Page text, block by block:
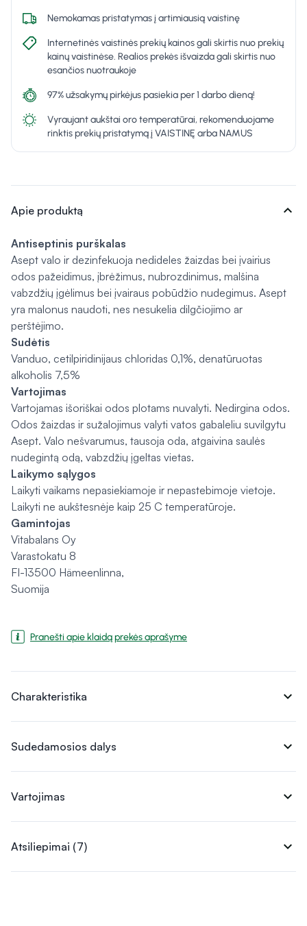
Nemokamas pristatymas į artimiausią vaistinę
Internetinės vaistinės prekių kainos gali skirtis nuo prekių
kainų vaistinėse. Realios prekės išvaizda gali skirtis nuo
esančios nuotraukoje
97% užsakymų pirkėjus pasiekia per 1 darbo dieną!
Vyraujant aukštai oro temperatūrai, rekomenduojame
rinktis prekių pristatymą į VAISTINĘ arba NAMUS
Apie produktą expand_more
Antiseptinis purškalas
Asept valo ir dezinfekuoja nedideles žaizdas bei įvairius
odos pažeidimus, įbrėžimus, nubrozdinimus, malšina
vabzdžių įgėlimus bei įvairaus pobūdžio nudegimus. Asept
yra malonus naudoti, nes nesukelia dilgčiojimo ar
perštėjimo.
Sudėtis
Vanduo, cetilpiridinijaus chloridas 0,1%, denatūruotas
alkoholis 7,5%
Vartojimas
Vartojamas išoriškai odos plotams nuvalyti. Nedirgina odos.
Odos žaizdas ir sužalojimus valyti vatos gabaleliu suvilgytu
Asept. Valo nešvarumus, tausoja oda, atgaivina saulės
nudegintą odą, vabzdžių įgeltas vietas.
Laikymo sąlygos
Laikyti vaikams nepasiekiamoje ir nepastebimoje vietoje.
Laikyti ne aukštesnėje kaip 25 C temperatūroje.
Gamintojas
Vitabalans Oy
Varastokatu 8
FI-13500 Hämeenlinna,
Suomija
Pranešti apie klaidą prekės aprašyme
Charakteristika expand_more
Sudedamosios dalys expand_more
Vartojimas expand_more
Atsiliepimai (7) expand_more